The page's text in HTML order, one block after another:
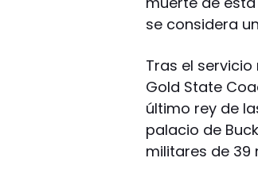
se considera
Tras el
Gold State
último rey de
palacio de
militares de 39